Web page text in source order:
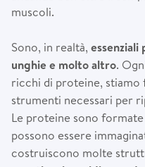
muscoli.
Sono, in realtà, essenziali
unghie e molto altro.
ricchi di proteine,
strumenti necessari per
Le proteine sono
possono essere
costruiscono molte